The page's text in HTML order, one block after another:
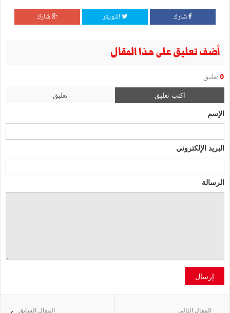
شارك التويتر شارك
أضف تعليق على هذا المقال
0 تعليق
اكتب تعليق تعليق
الإسم
البريد الإلكتروني
الرسالة
إرسال
المقال السابق المقال التالي